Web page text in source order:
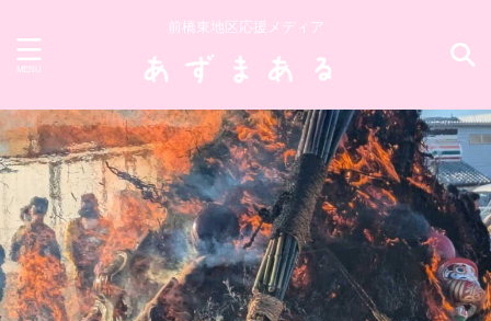
前橋東地区応援メディア